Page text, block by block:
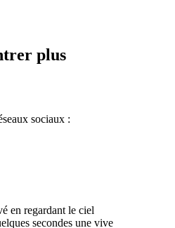
plus
sociaux :
en regardant le ciel
secondes une vive